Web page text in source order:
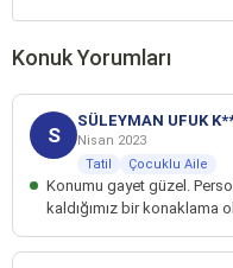
Konuk Yorumları
S
SÜLEYMAN UFUK
Nisan 2023
Tatil
Çocuklu Aile
Konumu gayet güzel.
kaldığımız bir konaklama